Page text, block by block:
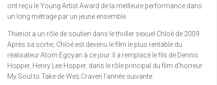
ont reçu le Young Artist Award de la meilleure performance dans
un long métrage par un jeune ensemble.
Thieriot a un rôle de soutien dans le thriller sexuel Chloé de 2009.
Après sa sortie, Chloé est devenu le film le plus rentable du
réalisateur Atom Egoyan à ce jour. Il a remplacé le fils de Dennis
Hopper, Henry Lee Hopper, dans le rôle principal du film d’horreur
My Soul to Take de Wes Craven l’année suivante.